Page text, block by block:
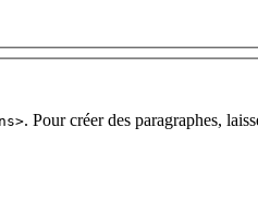
. Pour créer des paragraphes,